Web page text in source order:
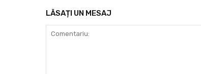
LĂSAȚI UN MESAJ